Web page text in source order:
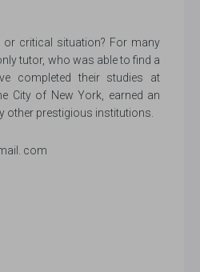
or critical situation? For many
tutor, who was able to find a
completed their studies at
City of New York, earned an
other prestigious institutions.
com